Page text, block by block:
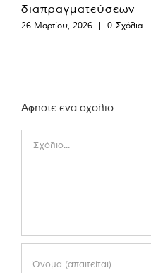
διαπραγματεύσεων
26 Μαρτίου, 2026 | 0 Σχόλια
Αφήστε ένα σχόλιο